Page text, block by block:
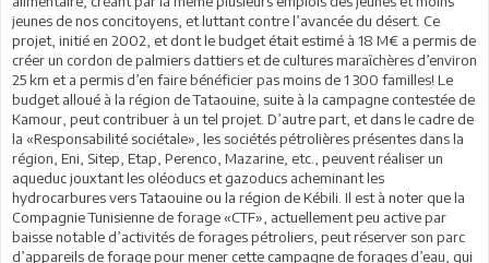
jeunes de nos concitoyens, et luttant contre l’avancée du désert. Ce
projet, initié en 2002, et dont le budget était estimé à 18 M€ a permis de
créer un cordon de palmiers dattiers et de cultures maraîchères d’environ
25 km et a permis d’en faire bénéficier pas moins de 1 300 familles! Le
budget alloué à la région de Tataouine, suite à la campagne contestée de
Kamour, peut contribuer à un tel projet. D’autre part, et dans le cadre de
la «Responsabilité sociétale», les sociétés pétrolières présentes dans la
région, Eni, Sitep, Etap, Perenco, Mazarine, etc., peuvent réaliser un
aqueduc jouxtant les oléoducs et gazoducs acheminant les
hydrocarbures vers Tataouine ou la région de Kébili. Il est à noter que la
Compagnie Tunisienne de forage «CTF», actuellement peu active par
baisse notable d’activités de forages pétroliers, peut réserver son parc
d’appareils de forage pour mener cette campagne de forages d’eau, qui